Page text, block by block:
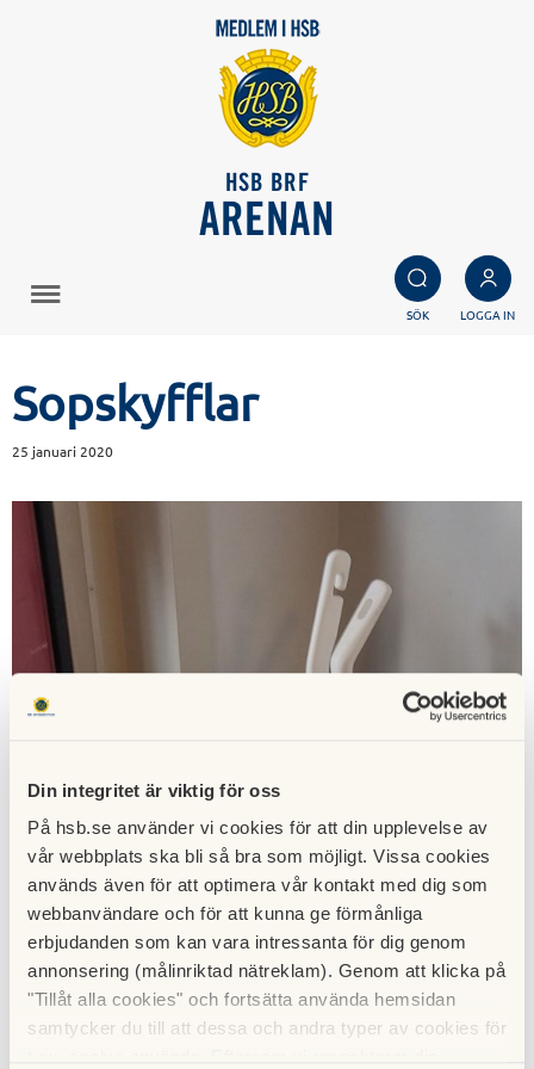
Din integritet är viktig för oss
På hsb.se använder vi cookies för att din upplevelse av
vår webbplats ska bli så bra som möjligt. Vissa cookies
används även för att optimera vår kontakt med dig som
webbanvändare och för att kunna ge förmånliga
erbjudanden som kan vara intressanta för dig genom
annonsering (målinriktad nätreklam). Genom att klicka på
"Tillåt alla cookies" och fortsätta använda hemsidan
samtycker du till att dessa och andra typer av cookies för
HSB BRF
ARENAN
SÖK LOGGA IN
Sopskyfflar
25 januari 2020